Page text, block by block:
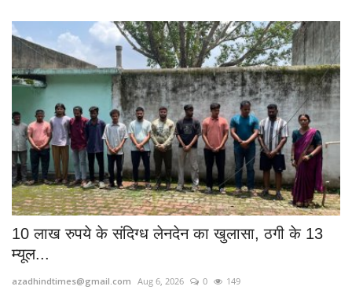
10 लाख रुपये के संदिग्ध लेनदेन का खुलासा, ठगी के 13
म्यूल...
azadhindtimes@gmail.com Aug 6, 2026 0 149